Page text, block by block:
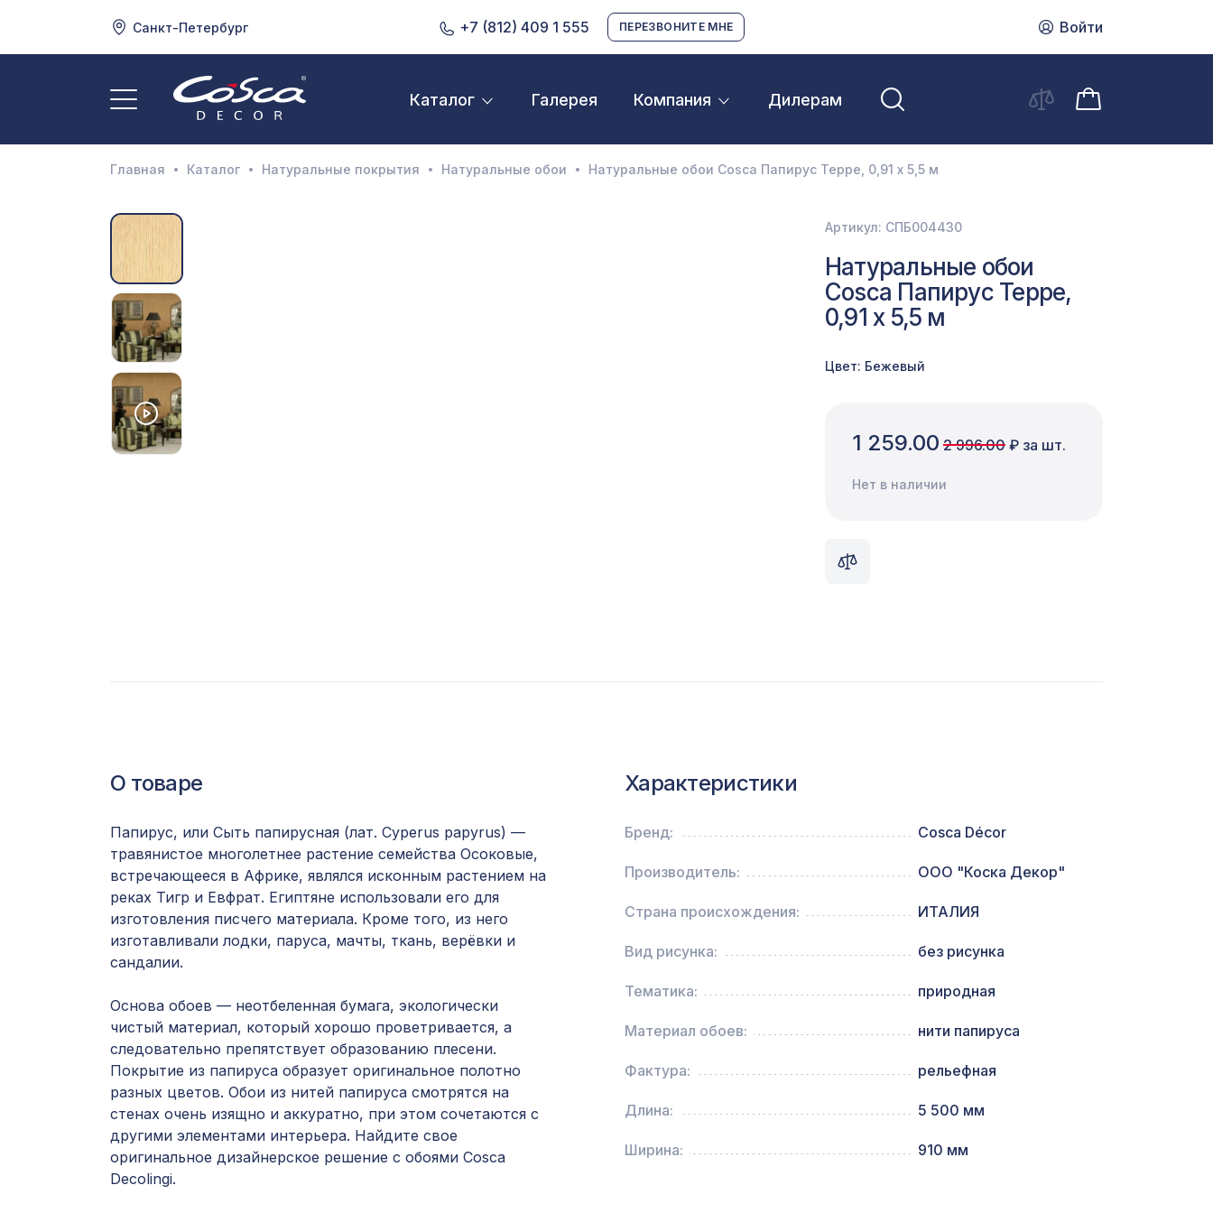
Санкт-Петербург +7 (812) 409 1 555 ПЕРЕЗВОНИТЕ МНЕ Войти
Каталог Галерея Компания Дилерам
3D орнамент
Акустические панели
Декоративные балки и брус
Консоль для архитектурного бруса 90х55мм,
Консоль для балки 200х130мм, белый 641 ₽
Перфорированная панель ИНДИЯ, 1000х680мм,
1221 ₽
УНИВЕРСАЛЬНЫЙ НАБОР для увеличения ширины
арок КЛАССИКА, ПОРТУ, АРИА, мелинга орех
1921 ₽
Молдинг MX014, 35х12, 2000мм, Экополимер/26
Перфорированная панель АБАКО, 1030х695мм,
ХДФ, клён
1141 ₽
Главная Каталог Натуральные покрытия Натуральные обои Натуральные обои Cosca Папирус Терре, 0,91 x 5,5 м
Артикул: СПБ004430
Натуральные обои
Cosca Папирус Терре,
0,91 x 5,5 м
Цвет: Бежевый
1 259.00 2 996.00 ₽ за шт.
Нет в наличии
О товаре
Папирус, или Сыть папирусная (лат. Cyperus papyrus) —
травянистое многолетнее растение семейства Осоковые,
встречающееся в Африке, являлся исконным растением на
реках Тигр и Евфрат. Египтяне использовали его для
изготовления писчего материала. Кроме того, из него
изготавливали лодки, паруса, мачты, ткань, верёвки и
сандалии.
Основа обоев — неотбеленная бумага, экологически
чистый материал, который хорошо проветривается, а
следовательно препятствует образованию плесени.
Покрытие из папируса образует оригинальное полотно
разных цветов. Обои из нитей папируса смотрятся на
стенах очень изящно и аккуратно, при этом сочетаются с
другими элементами интерьера. Найдите свое
оригинальное дизайнерское решение с обоями Cosca
Decolingi.
Характеристики
Бренд: Cosca Décor
Производитель: ООО "Коска Декор"
Страна происхождения: ИТАЛИЯ
Вид рисунка: без рисунка
Тематика: природная
Материал обоев: нити папируса
Фактура: рельефная
Длина: 5 500 мм
Ширина: 910 мм